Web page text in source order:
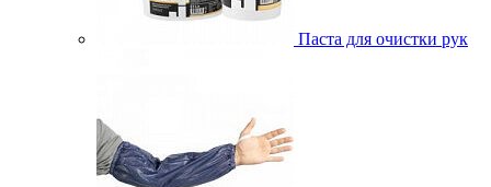
Паста для очистки рук